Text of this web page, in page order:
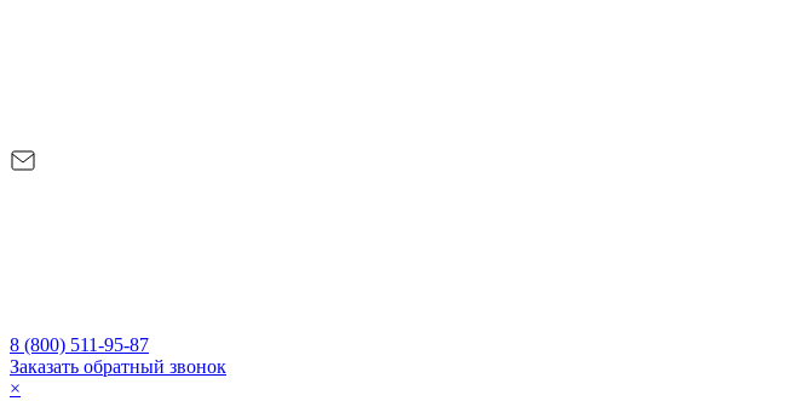
8 (800) 511-95-87
Заказать обратный звонок
×